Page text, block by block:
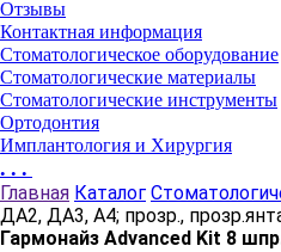
Отзывы
Контактная информация
Стоматологическое оборудование
Стоматологические материалы
Стоматологические инструменты
Ортодонтия
Имплантология и Хирургия
...
Главная Каталог
ДА2, ДА3, А4; прозр.,
Гармонайз Advanced Kit 8